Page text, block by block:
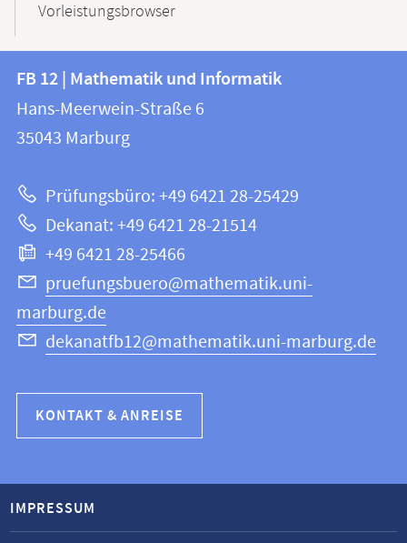
Vorleistungsbrowser
Kontakt
und
Informationen
Website
FB
12
|
und
Informatik
FB 12 | Mathematik und Informatik
Hans-Meerwein-Straße 6
35043 Marburg
Prüfungsbüro: +49 6421 28-25429
Dekanat: +49 6421 28-21514
+49 6421 28-25466
pruefungsbuero@mathematik.uni-
marburg.de
dekanatfb12@mathematik.uni-marburg.de
KONTAKT & ANREISE
IMPRESSUM